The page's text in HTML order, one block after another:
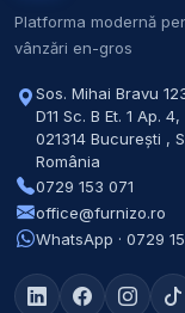
Platforma modernă
vânzări en-gros
Sos. Mihai Bravu
D11 Sc. B Et. 1 Ap. 4,
021314 București ,
România
0729 153 071
office@furnizo.ro
WhatsApp · 0729